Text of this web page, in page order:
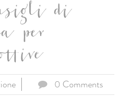
di
per
0 Comments